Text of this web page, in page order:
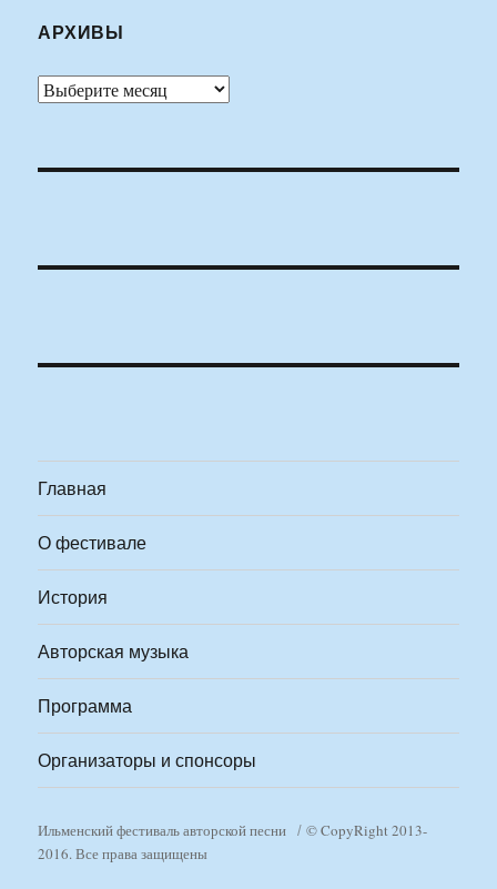
АРХИВЫ
Архивы
Главная
О фестивале
История
Авторская музыка
Программа
Организаторы и спонсоры
Ильменский фестиваль авторской песни
© CopyRight 2013-
2016. Все права защищены